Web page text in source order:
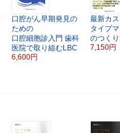
口腔がん早期発見の
ための
口腔細胞診入門 歯科
医院で取り組むLBC
6,600円
最新カ
タイプ
のつく
7,150円